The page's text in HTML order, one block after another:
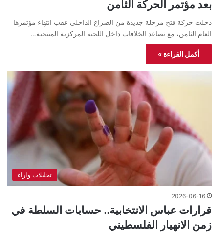
بعد مؤتمر الحركة الثامن
دخلت حركة فتح مرحلة جديدة من الصراع الداخلي عقب انتهاء مؤتمرها
العام الثامن، مع تصاعد الخلافات داخل اللجنة المركزية المنتخبة…
أكمل القراءة »
تحليلات واراء
2026-06-16
قرارات عباس الانتخابية.. حسابات السلطة في
زمن الانهيار الفلسطيني